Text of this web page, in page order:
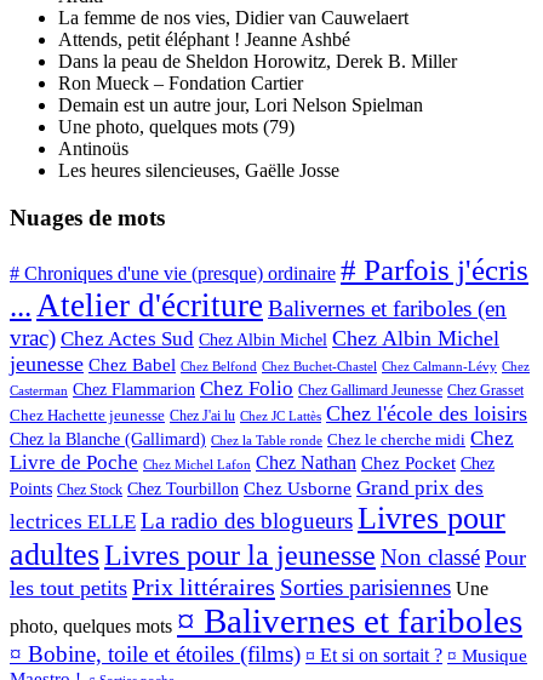
La femme de nos vies, Didier van Cauwelaert
Attends, petit éléphant ! Jeanne Ashbé
Dans la peau de Sheldon Horowitz, Derek B. Miller
Ron Mueck – Fondation Cartier
Demain est un autre jour, Lori Nelson Spielman
Une photo, quelques mots (79)
Antinoüs
Les heures silencieuses, Gaëlle Josse
Nuages de mots
# Chroniques d'une vie (presque) ordinaire # Parfois j'écris
...Atelier d'écriture Balivernes et fariboles (en
vrac) Chez Actes Sud Chez Albin Michel Chez Albin Michel
jeunesse Chez Babel Chez Belfond Chez Buchet-Chastel Chez Calmann-Lévy Chez
Casterman Chez Flammarion Chez Folio Chez Gallimard Jeunesse Chez Grasset
Chez Hachette jeunesse Chez J'ai lu Chez JC Lattès Chez l'école des loisirs
Chez la Blanche (Gallimard) Chez la Table ronde Chez le cherche midi Chez
Livre de Poche Chez Michel Lafon Chez Nathan Chez Pocket Chez
Points Chez Stock Chez Tourbillon Chez Usborne Grand prix des
lectrices ELLE La radio des blogueursLivres pour
adultesLivres pour la jeunesse Non classé Pour
les tout petits Prix littéraires Sorties parisiennes Une
photo, quelques mots ¤ Balivernes et fariboles
¤ Bobine, toile et étoiles (films) ¤ Et si on sortait ? ¤ Musique